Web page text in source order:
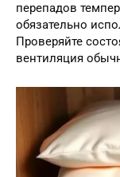
перепадов
обязательно
Проверяйте
вентиляция